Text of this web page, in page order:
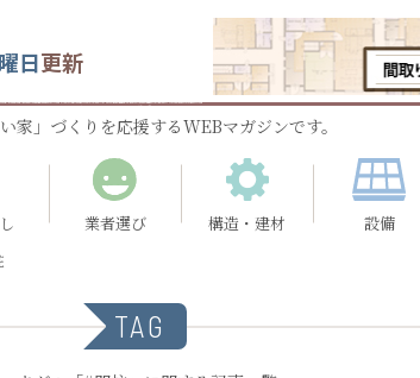
日更新
家」づくりを応援するWEBマガジンです。
業者選び 構造・建材 設備
TAG